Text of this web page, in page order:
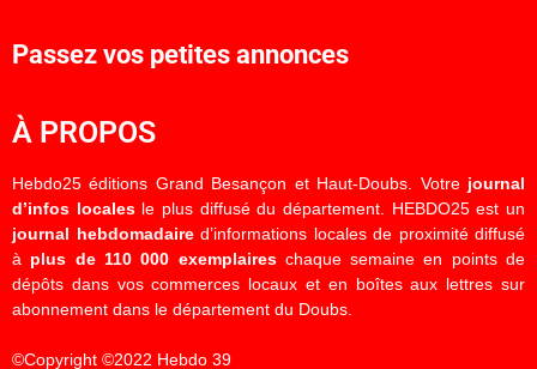
Passez vos petites annonces
À PROPOS
Hebdo25 éditions Grand Besançon et Haut-Doubs. Votre journal
d’infos localesle plus diffusé du département. HEBDO25 est un
journal hebdomadaired’informations locales de proximité diffusé
à plus de 110 000 exemplaireschaque semaine en points de
dépôts dans vos commerces locaux et en boîtes aux lettres sur
abonnement dans le département du Doubs.
©Copyright ©2022 Hebdo 39